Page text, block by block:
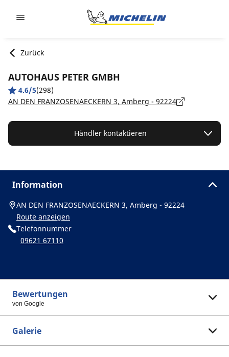
Zurück
AUTOHAUS PETER GMBH
4.6/5(298)
AN DEN FRANZOSENAECKERN 3, Amberg - 92224
Händler kontaktieren
Information
AN DEN FRANZOSENAECKERN 3, Amberg - 92224
Route anzeigen
Telefonnummer
09621 67110
Bewertungen
von Google
Galerie